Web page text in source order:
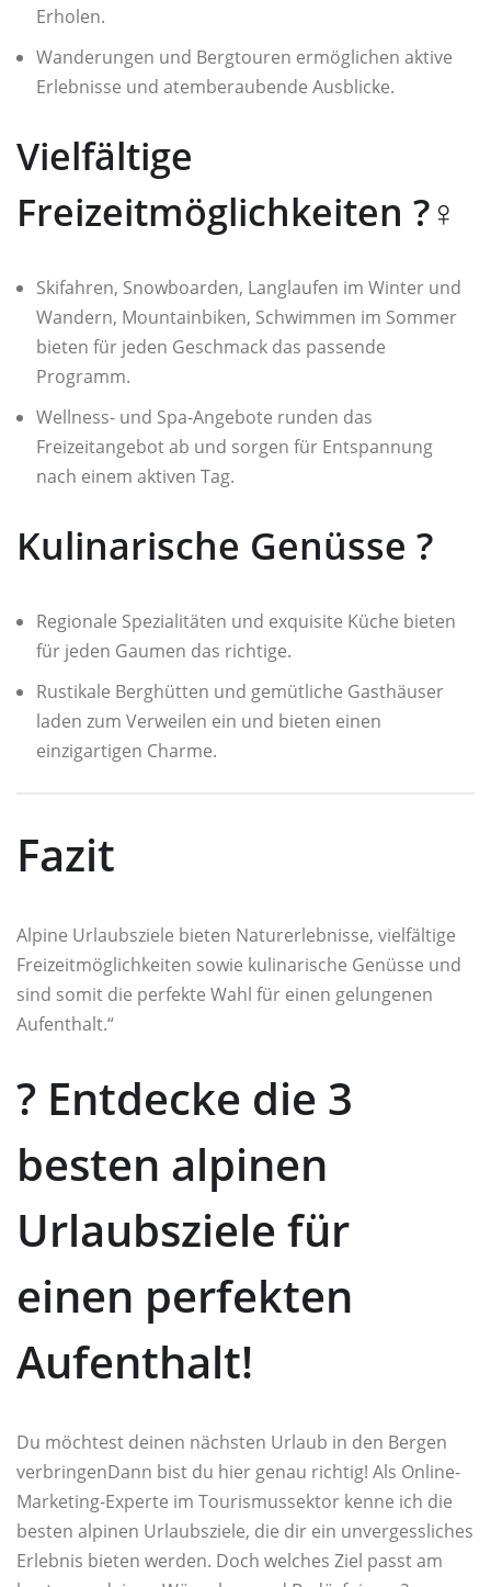
Erholen.
Wanderungen und Bergtouren ermöglichen aktive
Erlebnisse und atemberaubende Ausblicke.
Vielfältige
Freizeitmöglichkeiten ?‍♀️
Skifahren, Snowboarden, Langlaufen im Winter und
Wandern, Mountainbiken, Schwimmen im Sommer
bieten für jeden Geschmack das passende
Programm.
Wellness- und Spa-Angebote runden das
Freizeitangebot ab und sorgen für Entspannung
nach einem aktiven Tag.
Kulinarische Genüsse ?️
Regionale Spezialitäten und exquisite Küche bieten
für jeden Gaumen das richtige.
Rustikale Berghütten und gemütliche Gasthäuser
laden zum Verweilen ein und bieten einen
einzigartigen Charme.
Fazit
Alpine Urlaubsziele bieten Naturerlebnisse, vielfältige
Freizeitmöglichkeiten sowie kulinarische Genüsse und
sind somit die perfekte Wahl für einen gelungenen
Aufenthalt.“
?️ Entdecke die 3
besten alpinen
Urlaubsziele für
einen perfekten
Aufenthalt!
Du möchtest deinen nächsten Urlaub in den Bergen
verbringenDann bist du hier genau richtig! Als Online-
Marketing-Experte im Tourismussektor kenne ich die
besten alpinen Urlaubsziele, die dir ein unvergessliches
Erlebnis bieten werden. Doch welches Ziel passt am